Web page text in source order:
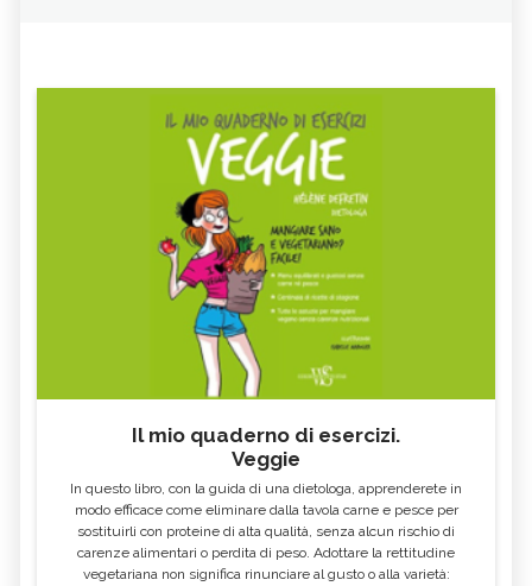
Il mio quaderno di esercizi.
Veggie
In questo libro, con la guida di una dietologa, apprenderete in
modo efficace come eliminare dalla tavola carne e pesce per
sostituirli con proteine di alta qualità, senza alcun rischio di
carenze alimentari o perdita di peso. Adottare la rettitudine
vegetariana non significa rinunciare al gusto o alla varietà: